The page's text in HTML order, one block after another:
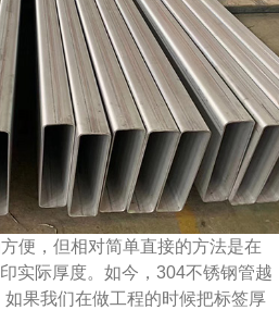
便，但相对简单直接的方法是在
实际厚度。如今，304不锈钢管越
果我们在做工程的时候把标签厚